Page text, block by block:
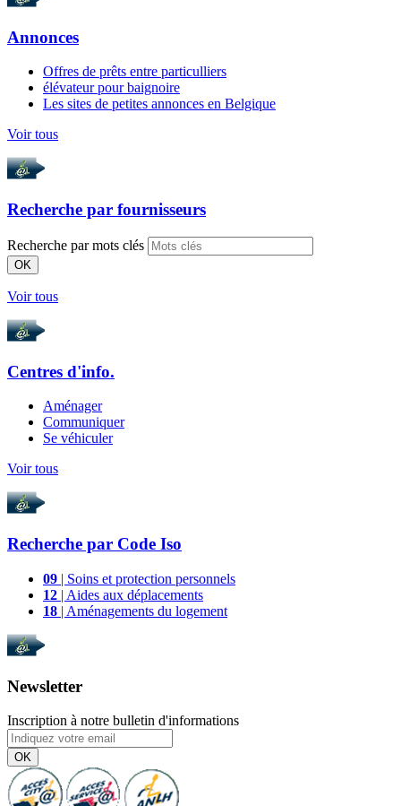
Annonces
Offres de prêts entre particulliers
élévateur pour baignoire
Les sites de petites annonces en Belgique
Voir tous
Recherche par fournisseurs
Recherche par mots clés
OK
Voir tous
Centres d'info.
Aménager
Communiquer
Se véhiculer
Voir tous
Recherche par Code Iso
09 | Soins et protection personnels
12 | Aides aux déplacements
18 | Aménagements du logement
Newsletter
Inscription à notre bulletin d'informations
OK